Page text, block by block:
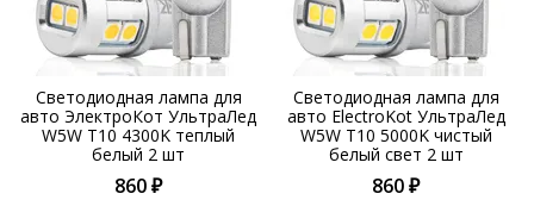
Светодиодная лампа для
авто ЭлектроКот УльтраЛед
W5W T10 4300K теплый
белый 2 шт
860 ₽
Светодиодная лампа для
авто ElectroKot УльтраЛед
W5W T10 5000K чистый
белый свет 2 шт
860 ₽